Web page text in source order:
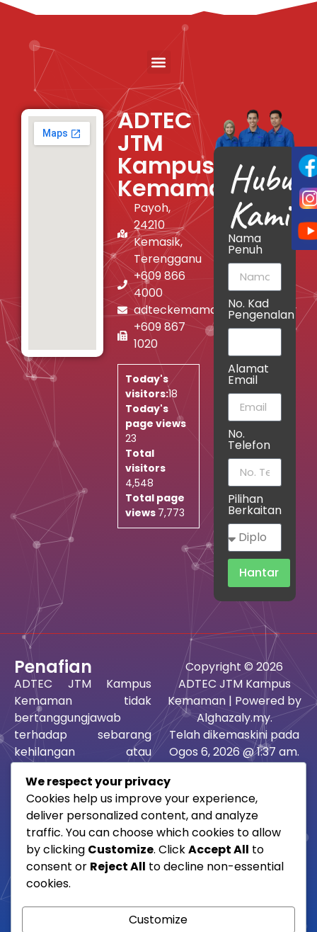
ADTEC
JTM
Kampus
Kemaman
Payoh,
24210
Kemasik,
Terengganu
+609 866
4000
adteckemaman@jtm.gov.my
+609 867
1020
Today's
visitors:18
Today's
page views
23
Total
visitors
4,548
Total page
views 7,773
Kami
Nama
Penuh
No. Kad
Pengenalan
Alamat
Email
No.
Telefon
Pilihan
Berkaitan
Hantar
Penafian
ADTEC JTM Kampus
Kemaman tidak
bertanggungjawab
terhadap sebarang
kehilangan atau
kerana menggunakan
maklumat atau idea-
idea terkandung,
saranan atau rujukan
dalam laman ini sama
ada langsung atau tidak
langsung.
Copyright © 2026
ADTEC JTM Kampus
Kemaman | Powered by
Alghazaly.my.
Telah dikemaskini pada
Ogos 6, 2026 @ 1:37 am.
chrome dan mozilla
firefox beresolusi 1512 x
982 pixel.
We respect your privacy
Cookies help us improve your experience,
deliver personalized content, and analyze
traffic. You can choose which cookies to allow
by clicking Customize. ClickAccept All to
consent or Reject All to decline non-essential
cookies.
Customize